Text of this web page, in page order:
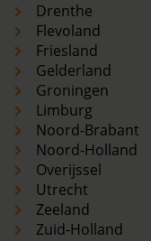
Drenthe
Flevoland
Friesland
Gelderland
Groningen
Limburg
Noord-Brabant
Noord-Holland
Overijssel
Utrecht
Zeeland
Zuid-Holland